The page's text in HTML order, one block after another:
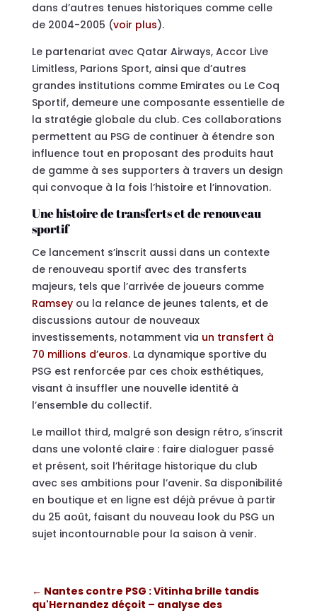
dans d’autres tenues historiques comme celle
de 2004-2005 (voir plus).
Le partenariat avec Qatar Airways, Accor Live
Limitless, Parions Sport, ainsi que d’autres
grandes institutions comme Emirates ou Le Coq
Sportif, demeure une composante essentielle de
la stratégie globale du club. Ces collaborations
permettent au PSG de continuer à étendre son
influence tout en proposant des produits haut
de gamme à ses supporters à travers un design
qui convoque à la fois l’histoire et l’innovation.
Une histoire de transferts et de renouveau
sportif
Ce lancement s’inscrit aussi dans un contexte
de renouveau sportif avec des transferts
majeurs, tels que l’arrivée de joueurs comme
Ramseyou la relance de jeunes talents, et de
discussions autour de nouveaux
investissements, notamment via un transfert à
70 millions d’euros. La dynamique sportive du
PSG est renforcée par ces choix esthétiques,
visant à insuffler une nouvelle identité à
l’ensemble du collectif.
Le maillot third, malgré son design rétro, s’inscrit
dans une volonté claire : faire dialoguer passé
et présent, soit l’héritage historique du club
avec ses ambitions pour l’avenir. Sa disponibilité
en boutique et en ligne est déjà prévue à partir
du 25 août, faisant du nouveau look du PSG un
sujet incontournable pour la saison à venir.
← Nantes contre PSG : Vitinha brille tandis
qu'Hernandez déçoit – analyse des